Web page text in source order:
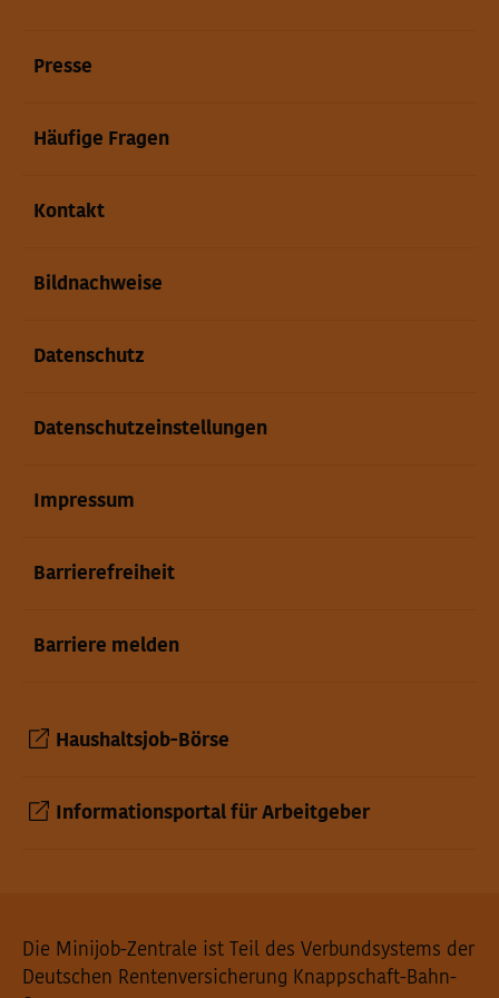
Presse
Häufige Fragen
Kontakt
Bildnachweise
Datenschutz
Datenschutzeinstellungen
Impressum
Barrierefreiheit
Barriere melden
Haushaltsjob-Börse
Informationsportal für Arbeitgeber
Seiteninformationen
Die Minijob-Zentrale ist Teil des Verbundsystems der
Deutschen Rentenversicherung Knappschaft-Bahn-